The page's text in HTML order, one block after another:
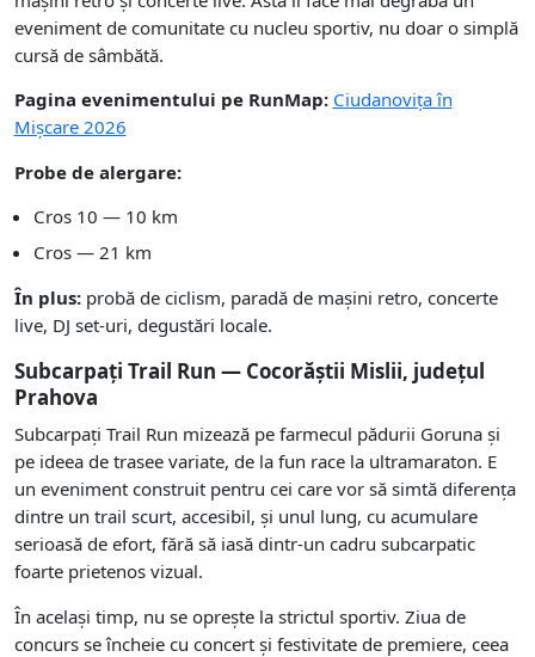
eveniment de comunitate cu nucleu sportiv, nu doar o simplă
cursă de sâmbătă.
Pagina evenimentului pe RunMap: Ciudanovița în
Mișcare 2026
Probe de alergare:
Cros 10 — 10 km
Cros — 21 km
În plus:probă de ciclism, paradă de mașini retro, concerte
live, DJ set-uri, degustări locale.
Subcarpați Trail Run — Cocorăștii Mislii, județul
Prahova
Subcarpați Trail Run mizează pe farmecul pădurii Goruna și
pe ideea de trasee variate, de la fun race la ultramaraton. E
un eveniment construit pentru cei care vor să simtă diferența
dintre un trail scurt, accesibil, și unul lung, cu acumulare
serioasă de efort, fără să iasă dintr-un cadru subcarpatic
foarte prietenos vizual.
În același timp, nu se oprește la strictul sportiv. Ziua de
concurs se încheie cu concert și festivitate de premiere, ceea